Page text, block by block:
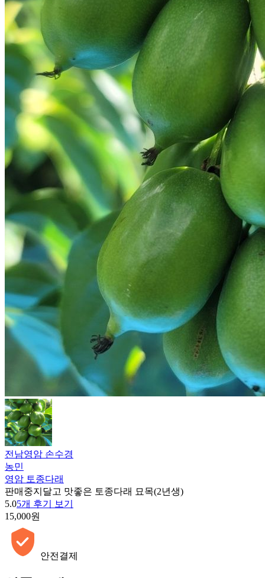
전남영암 손수경
농민
영암 토종다래
판매중지 달고 맛좋은 토종다래 묘목(2년생)
5.05개 후기 보기
15,000원
안전결제